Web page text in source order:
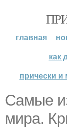
главная
как
прически
Самые
мира.